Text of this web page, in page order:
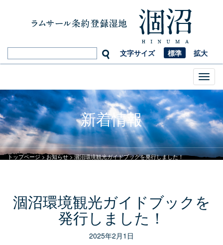
文字サイズ 標準 拡大
新着情報
トップページ>お知らせ>涸沼環境観光ガイドブックを発行しました！
涸沼環境観光ガイドブックを
発行しました！
2025年2月1日